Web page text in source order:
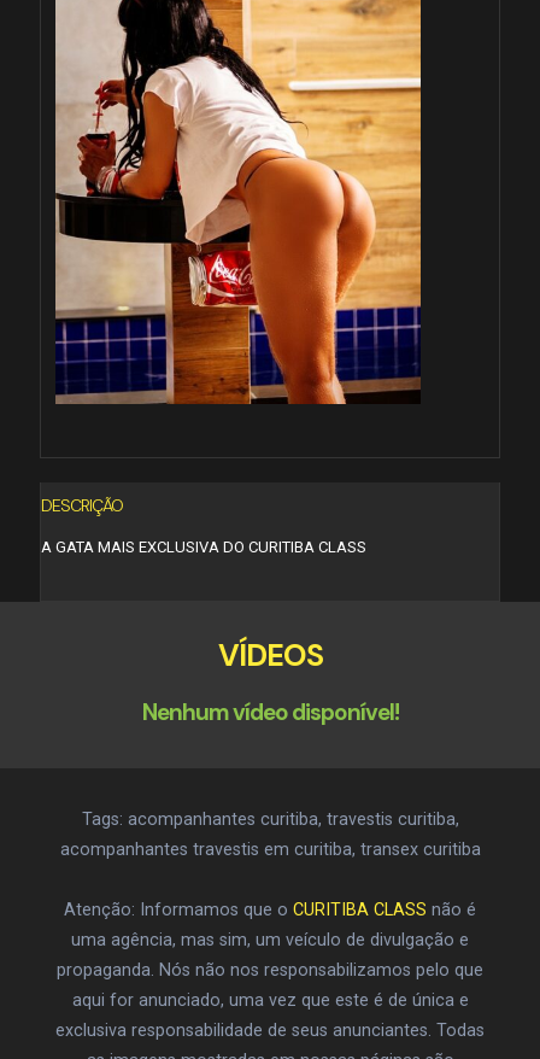
DESCRIÇÃO
A GATA MAIS EXCLUSIVA DO CURITIBA CLASS
VÍDEOS
Nenhum vídeo disponível!
Tags: acompanhantes curitiba, travestis curitiba,
acompanhantes travestis em curitiba, transex curitiba
Atenção: Informamos que o CURITIBA CLASS não é
uma agência, mas sim, um veículo de divulgação e
propaganda. Nós não nos responsabilizamos pelo que
aqui for anunciado, uma vez que este é de única e
exclusiva responsabilidade de seus anunciantes. Todas